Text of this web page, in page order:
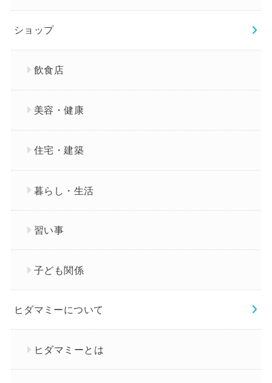
ショップ
飲食店
美容・健康
住宅・建築
暮らし・生活
習い事
子ども関係
ヒダマミーについて
ヒダマミーとは